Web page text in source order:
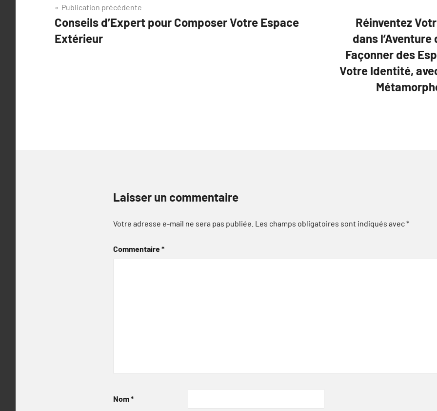
Navigation
de
l’article
Publication précédente
Conseils d’Expert pour Composer Votre Espace
Extérieur
Réinventez
dans
Façonner des
Votre Identité,
Laisser un commentaire
Votre adresse e-mail ne sera pas publiée. Les champs obligatoires sont indiqués avec*
Commentaire*
Nom*